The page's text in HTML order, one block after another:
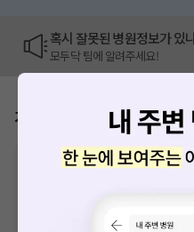
혹시 잘못된 병원정보가 있
모두닥 팀에 알려주세요!
가격표
비급여 항목의 경우,추가비용 등
산정될 수 있는 점 참고 바랍니다.)